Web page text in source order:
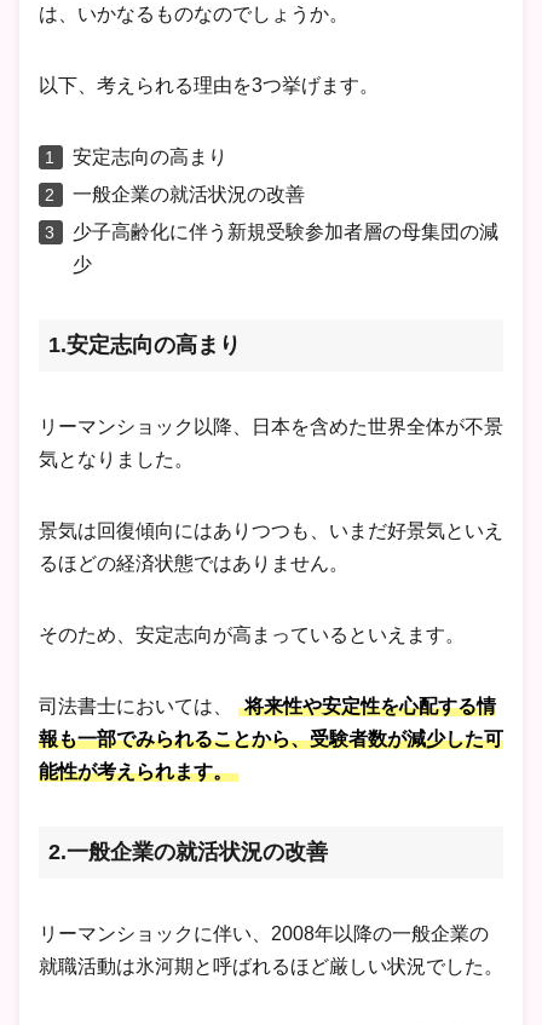
は、いかなるものなのでしょうか。
以下、考えられる理由を3つ挙げます。
安定志向の高まり
一般企業の就活状況の改善
少子高齢化に伴う新規受験参加者層の母集団の減
少
1.安定志向の高まり
リーマンショック以降、日本を含めた世界全体が不景
気となりました。
景気は回復傾向にはありつつも、いまだ好景気といえ
るほどの経済状態ではありません。
そのため、安定志向が高まっているといえます。
司法書士においては、
将来性や安定性を心配する情
報も一部でみられることから、受験者数が減少した可
能性が考えられます。
2.一般企業の就活状況の改善
リーマンショックに伴い、2008年以降の一般企業の
就職活動は氷河期と呼ばれるほど厳しい状況でした。